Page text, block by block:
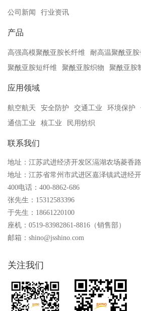
公司新闻 行业资讯
产品
高强高模聚酰亚胺长纤维
耐高温聚酰亚胺
聚酰亚胺短纤维
聚酰亚胺织物 聚酰亚胺
应用领域
航空航天 安全防护 交通工业 环境保护
通信工业
核工业 民用纺织
联系我们
地址：江苏武进经济开发区滆湖农场菱香
地址：江苏省常州市武进区嘉泽镇武进经
400电话：400-8862-686
张先生：15312583396
于先生：18661220100
座机：0519-83982861-8816（销售部）
邮箱：shino@jsshino.com
关注我们